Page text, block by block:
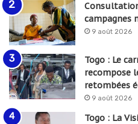
campagnes
9 août 2026
Togo : Le
recompose
retombées
9 août 2026
Togo : La